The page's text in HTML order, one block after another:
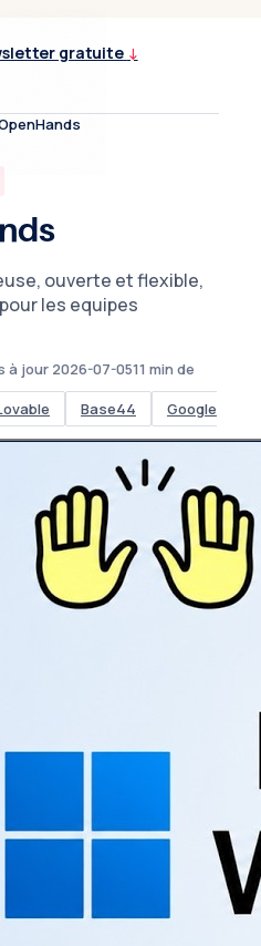
gratuite ↓
ouverte et flexible,
les equipes
à jour 2026-07-0511 min de
Base44
Google